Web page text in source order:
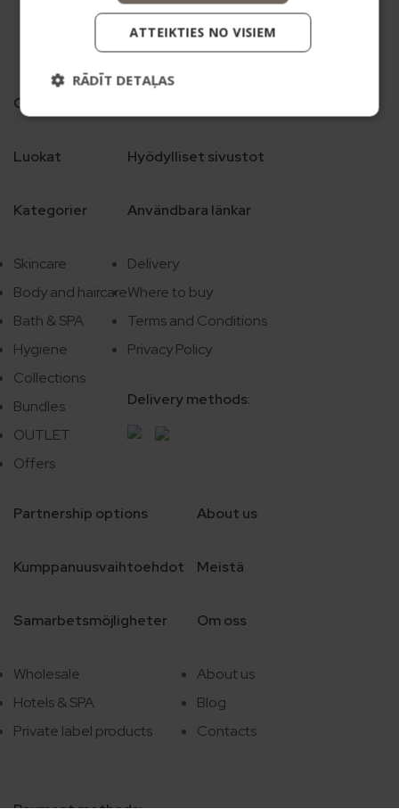
Categories
Luokat
Kategorier
Skincare
Body and haircare
Bath & SPA
Hygiene
Collections
Bundles
OUTLET
Offers
Hyödylliset sivustot
Användbara länkar
Delivery
Where to buy
Terms and Conditions
Privacy Policy
Delivery methods:
Partnership options
Kumppanuusvaihtoehdot
Samarbetsmöjligheter
Wholesale
Hotels & SPA
Private label products
About us
Meistä
Om oss
About us
Blog
Contacts
ATTEIKTIES NO VISIEM
RĀDĪT DETAĻAS